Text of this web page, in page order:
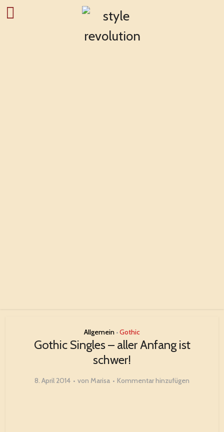
Allgemein • Gothic
Gothic Singles – aller Anfang ist
schwer!
8. April 2014 von Marisa Kommentar hinzufügen